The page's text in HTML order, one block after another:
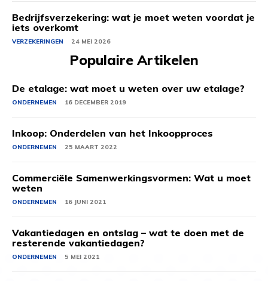
Bedrijfsverzekering: wat je moet weten voordat je
iets overkomt
VERZEKERINGEN 24 MEI 2026
Populaire Artikelen
De etalage: wat moet u weten over uw etalage?
ONDERNEMEN 16 DECEMBER 2019
Inkoop: Onderdelen van het Inkoopproces
ONDERNEMEN 25 MAART 2022
Commerciële Samenwerkingsvormen: Wat u moet
weten
ONDERNEMEN 16 JUNI 2021
Vakantiedagen en ontslag – wat te doen met de
resterende vakantiedagen?
ONDERNEMEN 5 MEI 2021